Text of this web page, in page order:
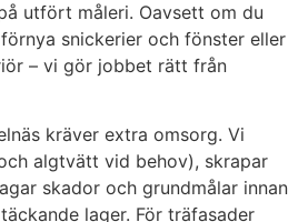
utfört måleri. Oavsett om du
snickerier och fönster eller
– vi gör jobbet rätt från
kräver extra omsorg. Vi
algtvätt vid behov), skrapar
skador och grundmålar innan
lager. För träfasader